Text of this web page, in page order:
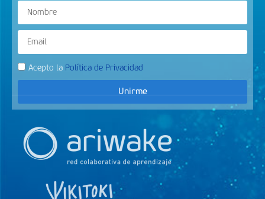
Acepto la Política de Privacidad
Unirme